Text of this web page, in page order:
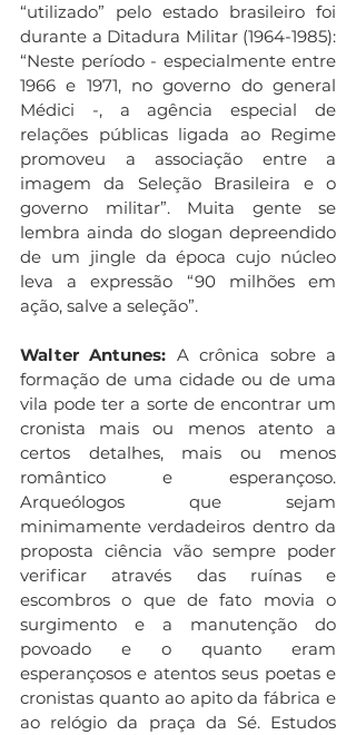
“utilizado” pelo estado brasileiro foi
durante a Ditadura Militar (1964-1985):
“Neste período - especialmente entre
1966 e 1971, no governo do general
Médici -, a agência especial de
relações públicas ligada ao Regime
promoveu a associação entre a
imagem da Seleção Brasileira e o
governo militar”. Muita gente se
lembra ainda do slogan depreendido
de um jingle da época cujo núcleo
leva a expressão “90 milhões em
ação, salve a seleção”.
Walter Antunes: A crônica sobre a
formação de uma cidade ou de uma
vila pode ter a sorte de encontrar um
cronista mais ou menos atento a
certos detalhes, mais ou menos
romântico e esperançoso.
Arqueólogos que sejam
minimamente verdadeiros dentro da
proposta ciência vão sempre poder
verificar através das ruínas e
escombros o que de fato movia o
surgimento e a manutenção do
povoado e o quanto eram
esperançosos e atentos seus poetas e
cronistas quanto ao apito da fábrica e
ao relógio da praça da Sé. Estudos